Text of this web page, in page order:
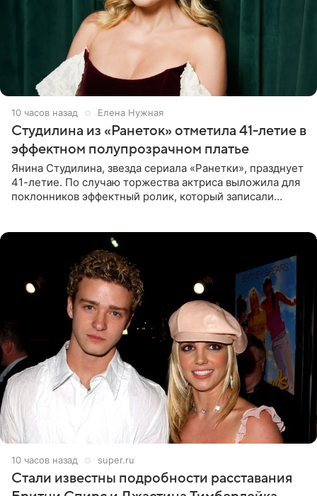
10 часов назад Елена Нужная
Студилина из «Ранеток» отметила 41-летие в
эффектном полупрозрачном платье
Янина Студилина, звезда сериала «Ранетки», празднует
41-летие. По случаю торжества актриса выложила для
поклонников эффектный ролик, который записали
10 часов назад super.ru
Стали известны подробности расставания